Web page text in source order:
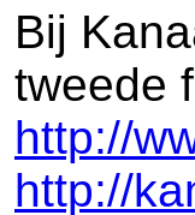
Bij
tweede
http://
http://